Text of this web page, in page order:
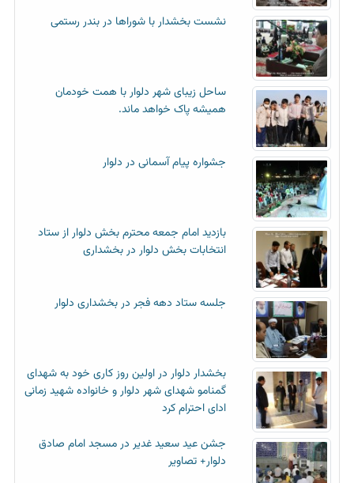
نشست بخشدار با شوراها در بندر رستمی
ساحل زیبای شهر دلوار با همت خودمان
همیشه پاک خواهد ماند.
جشواره پیام آسمانی در دلوار
بازدید امام جمعه محترم بخش دلوار از ستاد
انتخابات بخش دلوار در بخشداری
جلسه ستاد دهه فجر در بخشداری دلوار
بخشدار دلوار در اولین روز کاری خود به شهدای
گمنامو شهدای شهر دلوار و خانواده شهید زمانی
ادای احترام کرد
جشن عید سعید غدیر در مسجد امام صادق
دلوار+ تصاویر